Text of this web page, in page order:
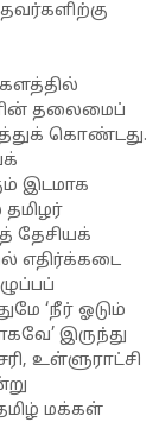
களத்தில்
தலைமைப்
கொண்டது.
இடமாக
தேசியக்
எதிர்க்கடை
‘நீர் ஓடும்
இருந்து
உள்ளுராட்சி
மக்கள்